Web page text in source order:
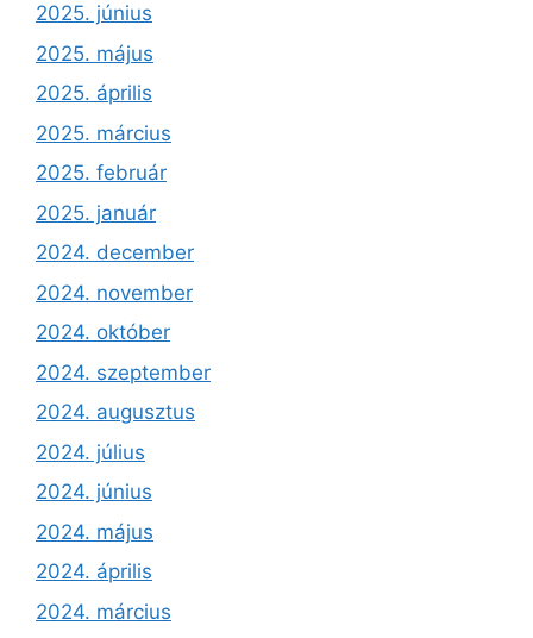
2025. június
2025. május
2025. április
2025. március
2025. február
2025. január
2024. december
2024. november
2024. október
2024. szeptember
2024. augusztus
2024. július
2024. június
2024. május
2024. április
2024. március